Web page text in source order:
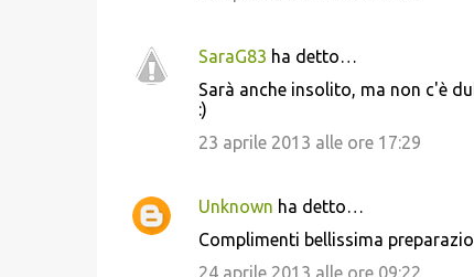
SaraG83 ha detto…
Sarà anche insolito, ma non c'è
:)
23 aprile 2013 alle ore 17:29
Unknown ha detto…
Complimenti bellissima
24 aprile 2013 alle ore 09:22